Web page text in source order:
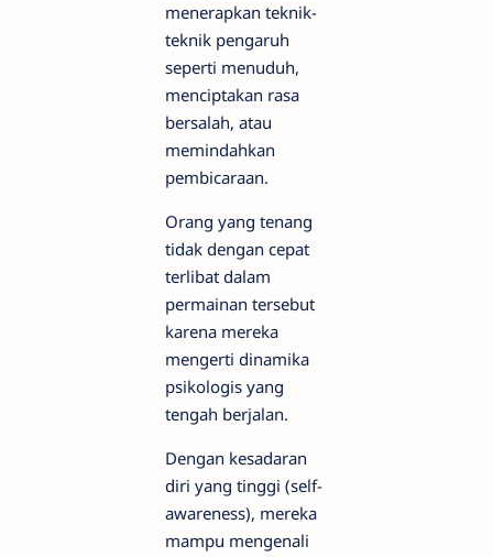
menerapkan teknik-
teknik pengaruh
seperti menuduh,
menciptakan rasa
bersalah, atau
memindahkan
pembicaraan.
Orang yang tenang
tidak dengan cepat
terlibat dalam
permainan tersebut
karena mereka
mengerti dinamika
psikologis yang
tengah berjalan.
Dengan kesadaran
diri yang tinggi (self-
awareness), mereka
mampu mengenali